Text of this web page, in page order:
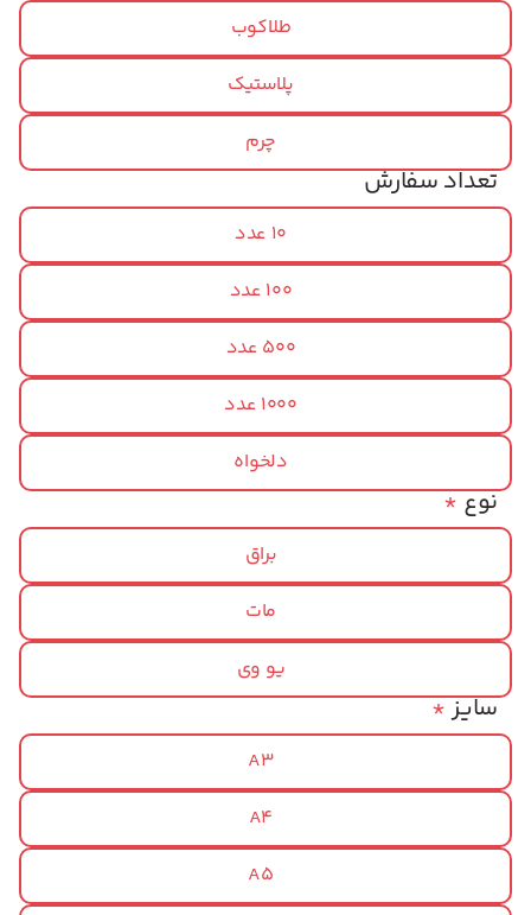
طلاکوب
پلاستیک
چرم
تعداد سفارش
10 عدد
100 عدد
500 عدد
1000 عدد
دلخواه
*نوع
براق
مات
یو وی
*سایز
A3
A4
A5